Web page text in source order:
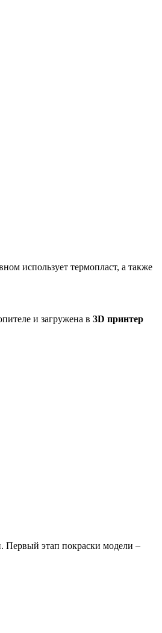
использует термопласт, а также
и загружена в 3D принтер
Первый этап покраски модели –